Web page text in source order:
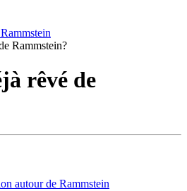
Rammstein?
rêvé de
autour de Rammstein